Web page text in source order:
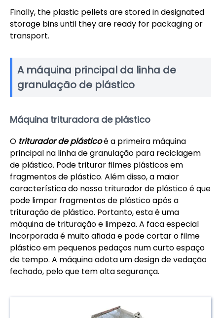
Finally, the plastic pellets are stored in designated
storage bins until they are ready for packaging or
transport.
A máquina principal da linha de
granulação de plástico
Máquina trituradora de plástico
O triturador de plásticoé a primeira máquina
principal na linha de granulação para reciclagem
de plástico. Pode triturar filmes plásticos em
fragmentos de plástico. Além disso, a maior
característica do nosso triturador de plástico é que
pode limpar fragmentos de plástico após a
trituração de plástico. Portanto, esta é uma
máquina de trituração e limpeza. A faca especial
incorporada é muito afiada e pode cortar o filme
plástico em pequenos pedaços num curto espaço
de tempo. A máquina adota um design de vedação
fechado, pelo que tem alta segurança.